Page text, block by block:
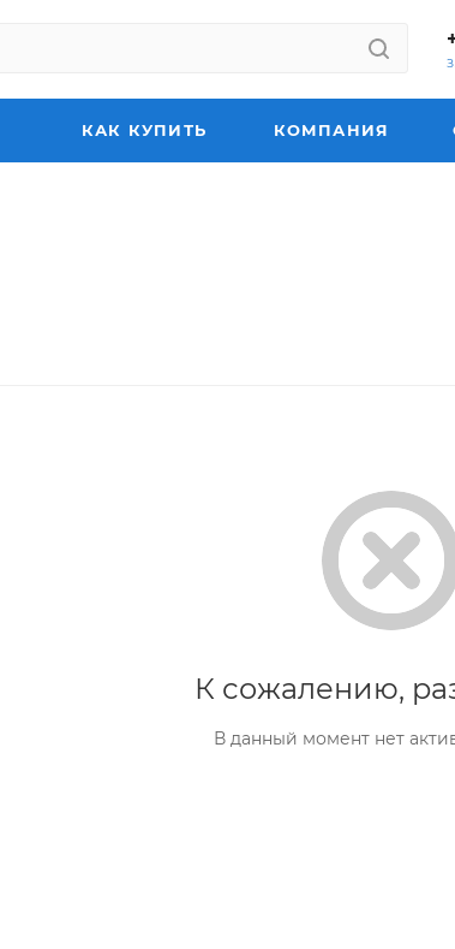
КАК КУПИТЬ КОМПАНИЯ
К сожалению,
В данный момент нет